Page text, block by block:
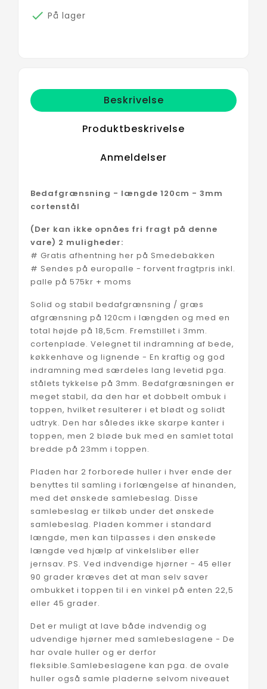
 På lager
Beskrivelse
Produktbeskrivelse
Anmeldelser
Bedafgrænsning - længde 120cm - 3mm
cortenstål
(Der kan ikke opnåes fri fragt på denne
vare) 2 muligheder:
# Gratis afhentning her på Smedebakken
# Sendes på europalle - forvent fragtpris inkl.
palle på 575kr + moms
Solid og stabil bedafgrænsning / græs
afgrænsning på 120cm i længden og med en
total højde på 18,5cm. Fremstillet i 3mm.
cortenplade. Velegnet til indramning af bede,
køkkenhave og lignende - En kraftig og god
indramning med særdeles lang levetid pga.
stålets tykkelse på 3mm. Bedafgræsningen er
meget stabil, da den har et dobbelt ombuk i
toppen, hvilket resulterer i et blødt og solidt
udtryk. Den har således ikke skarpe kanter i
toppen, men 2 bløde buk med en samlet total
bredde på 23mm i toppen.
Pladen har 2 forborede huller i hver ende der
benyttes til samling i forlængelse af hinanden,
med det ønskede samlebeslag. Disse
samlebeslag er tilkøb under det ønskede
samlebeslag. Pladen kommer i standard
længde, men kan tilpasses i den ønskede
længde ved hjælp af vinkelsliber eller
jernsav. PS. Ved indvendige hjørner - 45 eller
90 grader kræves det at man selv saver
ombukket i toppen til i en vinkel på enten 22,5
eller 45 grader.
Det er muligt at lave både indvendig og
udvendige hjørner med samlebeslagene - De
har ovale huller og er derfor
fleksible.Samlebeslagene kan pga. de ovale
huller også samle pladerne selvom niveauet